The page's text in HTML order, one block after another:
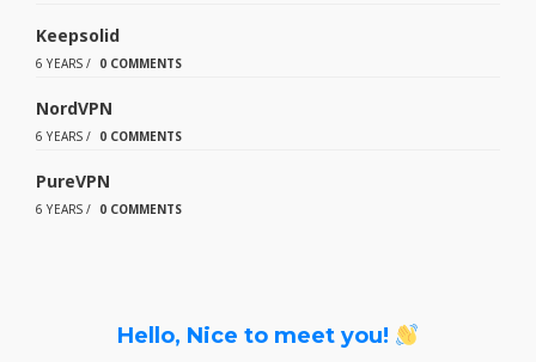
Keepsolid
6 YEARS / 0 COMMENTS
NordVPN
6 YEARS / 0 COMMENTS
PureVPN
6 YEARS / 0 COMMENTS
Hello, Nice to meet you!